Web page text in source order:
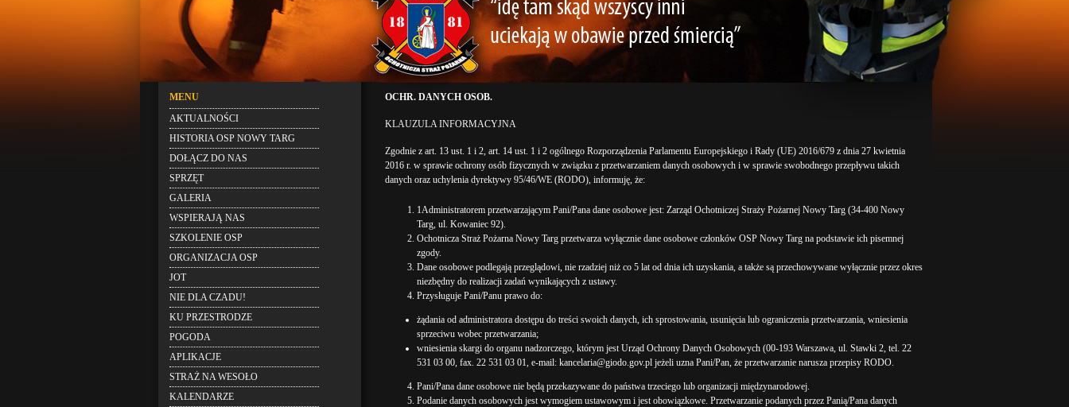
MENU
AKTUALNOŚCI
HISTORIA OSP NOWY TARG
DOŁĄCZ DO NAS
SPRZĘT
GALERIA
WSPIERAJĄ NAS
SZKOLENIE OSP
ORGANIZACJA OSP
JOT
NIE DLA CZADU!
KU PRZESTRODZE
POGODA
APLIKACJE
STRAŻ NA WESOŁO
KALENDARZE
OCHR. DANYCH OSOB.
KLAUZULA INFORMACYJNA
Zgodnie z art. 13 ust. 1 i 2, art. 14 ust. 1 i 2 ogólnego Rozporządzenia Parlamentu Europejskiego i Rady (UE) 2016/679 z dnia 27 kwietnia
2016 r. w sprawie ochrony osób fizycznych w związku z przetwarzaniem danych osobowych i w sprawie swobodnego przepływu takich
danych oraz uchylenia dyrektywy 95/46/WE (RODO), informuję, że:
1Administratorem przetwarzającym Pani/Pana dane osobowe jest: Zarząd Ochotniczej Straży Pożarnej Nowy Targ (34-400 Nowy
Targ, ul. Kowaniec 92).
Ochotnicza Straż Pożarna Nowy Targ przetwarza wyłącznie dane osobowe członków OSP Nowy Targ na podstawie ich pisemnej
zgody.
Dane osobowe podlegają przeglądowi, nie rzadziej niż co 5 lat od dnia ich uzyskania, a także są przechowywane wyłącznie przez okres
niezbędny do realizacji zadań wynikających z ustawy.
Przysługuje Pani/Panu prawo do:
żądania od administratora dostępu do treści swoich danych, ich sprostowania, usunięcia lub ograniczenia przetwarzania, wniesienia
sprzeciwu wobec przetwarzania;
wniesienia skargi do organu nadzorczego, którym jest Urząd Ochrony Danych Osobowych (00-193 Warszawa, ul. Stawki 2, tel. 22
531 03 00, fax. 22 531 03 01, e-mail: kancelaria@giodo.gov.pl jeżeli uzna Pani/Pan, że przetwarzanie narusza przepisy RODO.
Pani/Pana dane osobowe nie będą przekazywane do państwa trzeciego lub organizacji międzynarodowej.
Podanie danych osobowych jest wymogiem ustawowym i jest obowiązkowe. Przetwarzanie podanych przez Panią/Pana danych